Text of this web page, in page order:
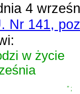
4
Nr 141,
w życie
” ;